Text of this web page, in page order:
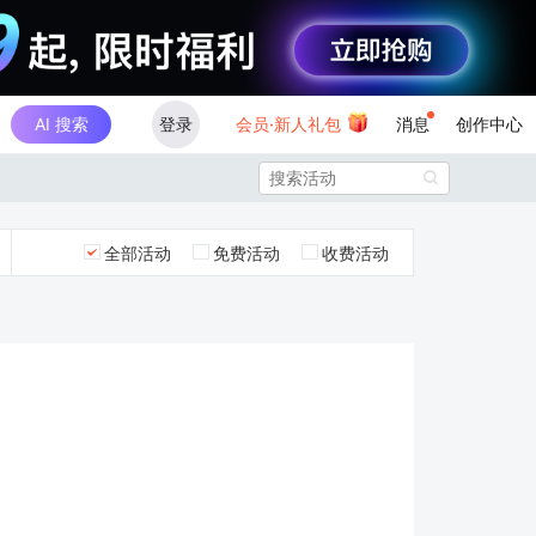
AI 搜索 登录 会员·新人礼包 消息 创作中心

全部活动 免费活动 收费活动